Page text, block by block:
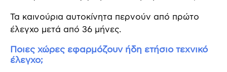
Τα καινούρια αυτοκίνητα περνούν από πρώτο
έλεγχο μετά από 36 μήνες.
Ποιες χώρες εφαρμόζουν ήδη ετήσιο τεχνικό
έλεγχο;